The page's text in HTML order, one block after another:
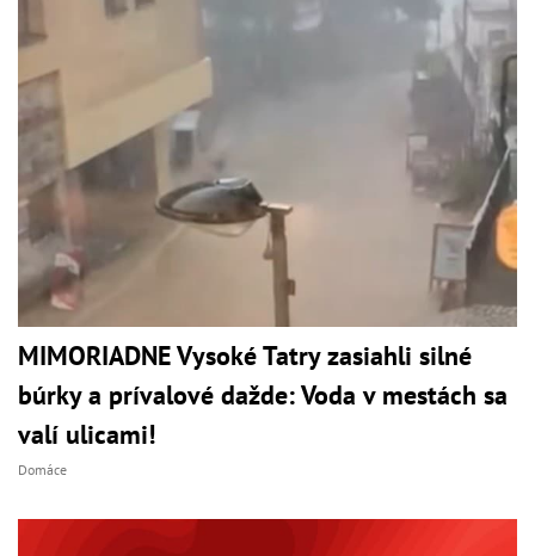
MIMORIADNE Vysoké Tatry zasiahli silné
búrky a prívalové dažde: Voda v mestách sa
valí ulicami!
Domáce